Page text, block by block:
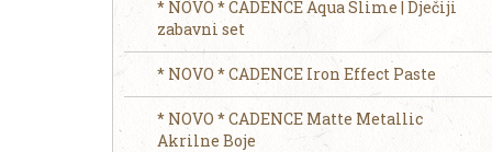
* NOVO * CADENCE Aqua Slime | Dječiji
zabavni set
* NOVO * CADENCE Iron Effect Paste
* NOVO * CADENCE Matte Metallic
Akrilne Boje